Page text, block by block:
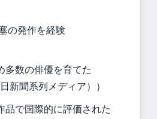
の発作を経験
多数の俳優を育てた
新聞系列メディア））
品で国際的に評価された